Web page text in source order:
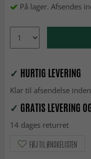
På lager. Afsendes
✓ HURTIG LEVERING
Klar til afsendelse
✓ GRATIS LEVERING
14 dages returret
FØJ TIL ØNSKELISTEN